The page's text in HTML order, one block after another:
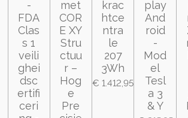
-
FDA
Clas
s 1
veili
ghei
dsc
ertifi
ceri
met
COR
E XY
Stru
ctuu
r –
Hog
e
Pre
krac
htce
ntra
le
207
3Wh
€ 1.412,95
play
And
roid
-
Mod
el
Tesl
a 3
& Y